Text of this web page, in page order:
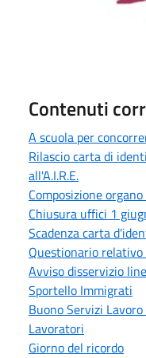
Contenuti
A scuola per
Rilascio carta di
all'A.I.R.E.
Composizione
Chiusura uffici 1
Scadenza carta
Questionario relativo
Avviso disservizio
Sportello Immigrati
Buono Servizi
Lavoratori
Giorno del ricordo